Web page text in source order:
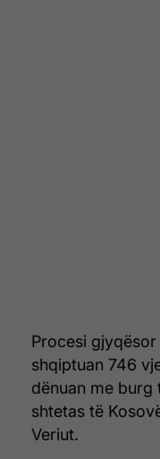
Procesi
shqiptuan 746
dënuan me burg
shtetas të
Veriut.